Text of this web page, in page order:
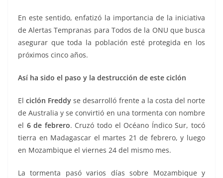
En este sentido, enfatizó la importancia de la iniciativa
de Alertas Tempranas para Todos de la ONU que busca
asegurar que toda la población esté protegida en los
próximos cinco años.
Así ha sido el paso y la destrucción de este ciclón
Elciclón Freddy se desarrolló frente a la costa del norte
de Australia y se convirtió en una tormenta con nombre
el 6 de febrero. Cruzó todo el Océano Índico Sur, tocó
tierra en Madagascar el martes 21 de febrero, y luego
en Mozambique el viernes 24 del mismo mes.
La tormenta pasó varios días sobre Mozambique y